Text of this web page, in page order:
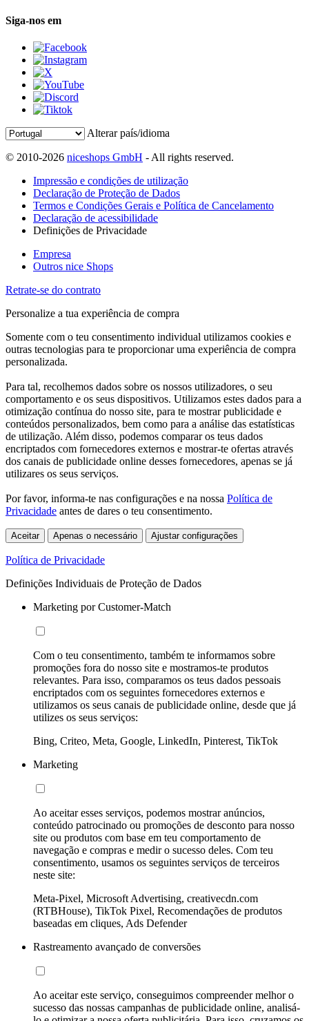
Siga-nos em
Alterar país/idioma
© 2010-2026 niceshops GmbH - All rights reserved.
Impressão e condições de utilização
Declaração de Proteção de Dados
Termos e Condições Gerais e Política de Cancelamento
Declaração de acessibilidade
Definições de Privacidade
Empresa
Outros nice Shops
Retrate-se do contrato
Personalize a tua experiência de compra
Somente com o teu consentimento individual utilizamos cookies e
outras tecnologias para te proporcionar uma experiência de compra
personalizada.
Para tal, recolhemos dados sobre os nossos utilizadores, o seu
comportamento e os seus dispositivos. Utilizamos estes dados para a
otimização contínua do nosso site, para te mostrar publicidade e
conteúdos personalizados, bem como para a análise das estatísticas
de utilização. Além disso, podemos comparar os teus dados
encriptados com fornecedores externos e mostrar-te ofertas através
dos canais de publicidade online desses fornecedores, apenas se já
utilizares os seus serviços.
Por favor, informa-te nas configurações e na nossa Política de
Privacidade antes de dares o teu consentimento.
Aceitar Apenas o necessário Ajustar configurações
Política de Privacidade
Definições Individuais de Proteção de Dados
Marketing por Customer-Match
Com o teu consentimento, também te informamos sobre
promoções fora do nosso site e mostramos-te produtos
relevantes. Para isso, comparamos os teus dados pessoais
encriptados com os seguintes fornecedores externos e
utilizamos os seus canais de publicidade online, desde que já
utilizes os seus serviços:
Bing, Criteo, Meta, Google, LinkedIn, Pinterest, TikTok
Marketing
Ao aceitar esses serviços, podemos mostrar anúncios,
conteúdo patrocinado ou promoções de desconto para nosso
site ou produtos com base em teu comportamento de
navegação e compras e medir o sucesso deles. Com teu
consentimento, usamos os seguintes serviços de terceiros
neste site:
Meta-Pixel, Microsoft Advertising, creativecdn.com
(RTBHouse), TikTok Pixel, Recomendações de produtos
baseadas em cliques, Ads Defender
Rastreamento avançado de conversões
Ao aceitar este serviço, conseguimos compreender melhor o
sucesso das nossas campanhas de publicidade online, analisá-